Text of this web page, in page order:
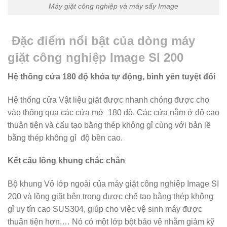
Máy giặt công nghiệp và máy sấy Image
Đặc điểm nổi bật của dòng máy
giặt công nghiệp Image SI 200
Hệ thống cửa 180 độ khóa tự động, bình yên tuyệt đối
Hệ thống cửa Vật liệu giặt được nhanh chóng được cho
vào thông qua các cửa mở 180 độ. Các cửa nằm ở độ cao
thuận tiện và cấu tạo bằng thép không gỉ cùng với bản lề
bằng thép không gỉ độ bền cao.
Kết cấu lồng khung chắc chắn
Bộ khung Vỏ lớp ngoài của máy giặt công nghiệp Image SI
200 và lồng giặt bên trong được chế tạo bằng thép không
gỉ uy tín cao SUS304, giúp cho việc vệ sinh máy được
thuận tiện hơn,… Nó có một lớp bột bảo vệ nhằm giảm kỹ